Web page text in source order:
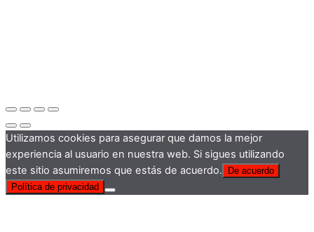
Utilizamos cookies para asegurar que damos la mejor
experiencia al usuario en nuestra web. Si sigues utilizando
este sitio asumiremos que estás de acuerdo.
De acuerdo
Política de privacidad